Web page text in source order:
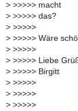
> >>>>> macht
> >>>>> das?
> >>>>>
> >>>>> Wäre
> >>>>>
> >>>>> Liebe
> >>>>> Birgitt
> >>>>>
> >>>>>
> >>>>>